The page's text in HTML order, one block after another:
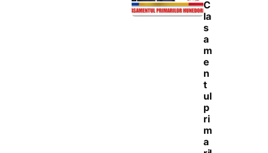
C
la
s
a
m
e
n
t
ul
p
ri
m
a